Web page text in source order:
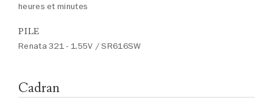
heures et minutes
PILE
Renata 321 - 1.55V / SR616SW
Cadran